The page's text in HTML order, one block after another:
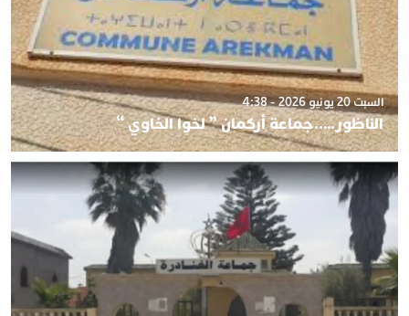
السبت 20 يونيو 2026 - 4:38
الناظور…..جماعة أركمان ” لخوا الخاوي “